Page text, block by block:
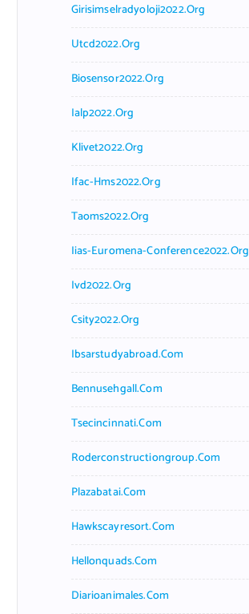
Girisimselradyoloji2022.org
Utcd2022.org
Biosensor2022.org
Ialp2022.org
Klivet2022.org
Ifac-Hms2022.org
Taoms2022.org
Iias-Euromena-Conference2022.org
Ivd2022.org
Csity2022.org
Ibsarstudyabroad.com
Bennusehgall.com
Tsecincinnati.com
Roderconstructiongroup.com
Plazabatai.com
Hawkscayresort.com
Hellonquads.com
Diarioanimales.com